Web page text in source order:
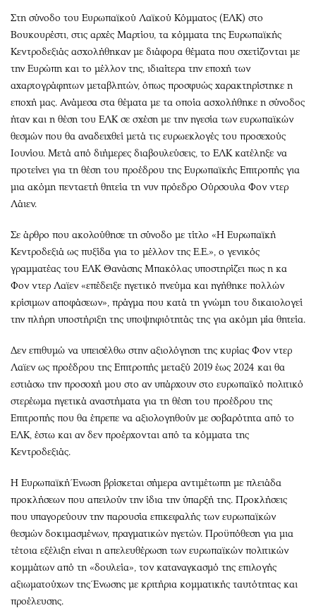
Ελλάδα
Κόσμος
Παράξενα
Πολιτισμός
Σινεμά
Θέατρο-Χορός
Μουσική
Εικαστικά
Βιβλίο
Χειρόγραφα
Συνταγές
Έξοδος
Media
Εκπομπές
Wine routes
Podcasts
Προσφορές
Προσωπικότητες στην ''Κ''
Στη σύνοδο του Ευρωπαϊκού Λαϊκού Κόμματος (ΕΛΚ) στο
Βουκουρέστι, στις αρχές Μαρτίου, τα κόμματα της Ευρωπαϊκής
Κεντροδεξιάς ασχολήθηκαν με διάφορα θέματα που σχετίζονται με
την Ευρώπη και το μέλλον της, ιδιαίτερα την εποχή των
αχαρτογράφητων μεταβλητών, όπως προσφυώς χαρακτηρίστηκε η
εποχή μας. Ανάμεσα στα θέματα με τα οποία ασχολήθηκε η σύνοδος
ήταν και η θέση του ΕΛΚ σε σχέση με την ηγεσία των ευρωπαϊκών
θεσμών που θα αναδειχθεί μετά τις ευρωεκλογές του προσεχούς
Ιουνίου. Μετά από διήμερες διαβουλεύσεις, το ΕΛΚ κατέληξε να
προτείνει για τη θέση του προέδρου της Ευρωπαϊκής Επιτροπής για
μια ακόμη πενταετή θητεία τη νυν πρόεδρο Ούρσουλα Φον ντερ
Λάιεν.
Σε άρθρο που ακολούθησε τη σύνοδο με τίτλο «Η Ευρωπαϊκή
Κεντροδεξιά ως πυξίδα για το μέλλον της Ε.Ε.», ο γενικός
γραμματέας του ΕΛΚ Θανάσης Μπακόλας υποστηρίζει πως η κα
Φον ντερ Λαϊεν «επέδειξε ηγετικό πνεύμα και ηγήθηκε πολλών
κρίσιμων αποφάσεων», πράγμα που κατά τη γνώμη του δικαιολογεί
την πλήρη υποστήριξη της υποψηφιότητάς της για ακόμη μία θητεία.
Δεν επιθυμώ να υπεισέλθω στην αξιολόγηση της κυρίας Φον ντερ
Λαϊεν ως προέδρου της Επιτροπής μεταξύ 2019 έως 2024 και θα
εστιάσω την προσοχή μου στο αν υπάρχουν στο ευρωπαϊκό πολιτικό
στερέωμα ηγετικά αναστήματα για τη θέση του προέδρου της
Επιτροπής που θα έπρεπε να αξιολογηθούν με σοβαρότητα από το
ΕΛΚ, έστω και αν δεν προέρχονται από τα κόμματα της
Κεντροδεξιάς.
Η Ευρωπαϊκή Ένωση βρίσκεται σήμερα αντιμέτωπη με πλειάδα
προκλήσεων που απειλούν την ίδια την ύπαρξή της. Προκλήσεις
που υπαγορεύουν την παρουσία επικεφαλής των ευρωπαϊκών
θεσμών δοκιμασμένων, πραγματικών ηγετών. Προϋπόθεση για μια
τέτοια εξέλιξη είναι η απελευθέρωση των ευρωπαϊκών πολιτικών
κομμάτων από τη «δουλεία», τον καταναγκασμό της επιλογής
αξιωματούχων της Ένωσης με κριτήρια κομματικής ταυτότητας και
προέλευσης.